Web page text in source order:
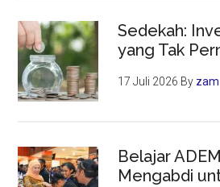
Sedekah:
yang Tak
17 Juli 2026 By zam
Belajar
Mengabdi